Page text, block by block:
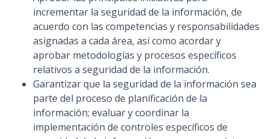
incrementar la seguridad de la información, de
acuerdo con las competencias y responsabilidades
asignadas a cada área, así como acordar y
aprobar metodologías y procesos específicos
relativos a seguridad de la información.
Garantizar que la seguridad de la información sea
parte del proceso de planificación de la
información; evaluar y coordinar la
implementación de controles específicos de